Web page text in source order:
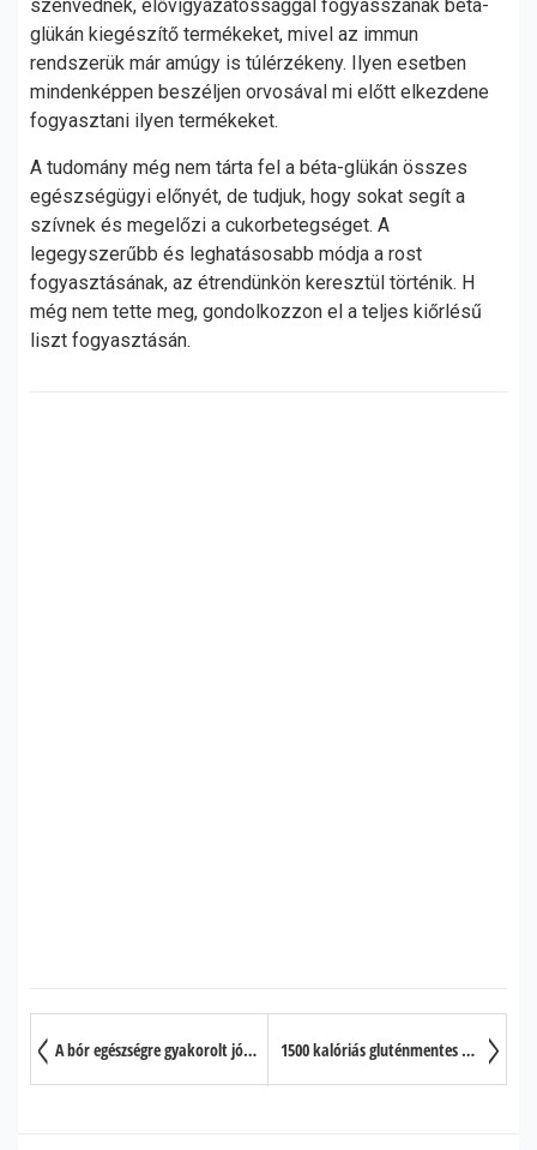
szenvednek, elővigyázatossággal fogyasszanak béta-
glükán kiegészítő termékeket, mivel az immun
rendszerük már amúgy is túlérzékeny. Ilyen esetben
mindenképpen beszéljen orvosával mi előtt elkezdene
fogyasztani ilyen termékeket.
A tudomány még nem tárta fel a béta-glükán összes
egészségügyi előnyét, de tudjuk, hogy sokat segít a
szívnek és megelőzi a cukorbetegséget. A
legegyszerűbb és leghatásosabb módja a rost
fogyasztásának, az étrendünkön keresztül történik. H
még nem tette meg, gondolkozzon el a teljes kiőrlésű
liszt fogyasztásán.
A bór egészségre gyakorolt jótékony hatása 6 pontban 1500 kalóriás gluténmentes étrend